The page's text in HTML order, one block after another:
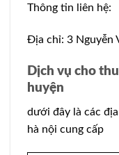
Thông tin liên hệ:
Địa chỉ: 3 Nguyễn
Dịch vụ cho
huyện
dưới đây là các
hà nội cung cấp